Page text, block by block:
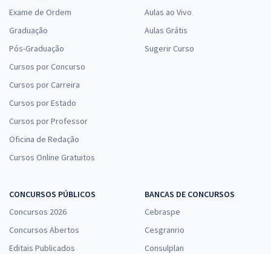
Exame de Ordem
Graduação
Pós-Graduação
Cursos por Concurso
Cursos por Carreira
Cursos por Estado
Cursos por Professor
Oficina de Redação
Cursos Online Gratuitos
Aulas ao Vivo
Aulas Grátis
Sugerir Curso
CONCURSOS PÚBLICOS
Concursos 2026
Concursos Abertos
Editais Publicados
BANCAS DE CONCURSOS
Cebraspe
Cesgranrio
Consulplan